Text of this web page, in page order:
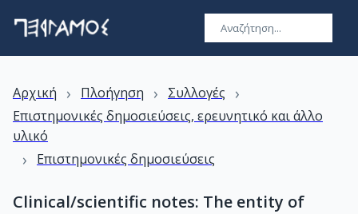
Αρχική › Πλοήγηση › Συλλογές ›
Επιστημονικές δημοσιεύσεις, ερευνητικό και άλλο
υλικό
› Επιστημονικές δημοσιεύσεις
Clinical/scientific notes: The entity of